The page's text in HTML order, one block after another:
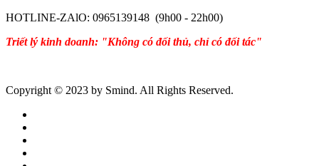
HOTLINE-ZAlO: 0965139148 (9h00 - 22h00)
Triết lý kinh doanh: "Không có đối thủ, chỉ có đối tác"
Copyright © 2023 by Smind. All Rights Reserved.